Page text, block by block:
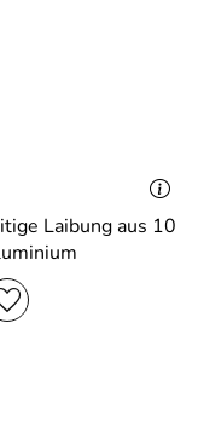
Laibung aus 10